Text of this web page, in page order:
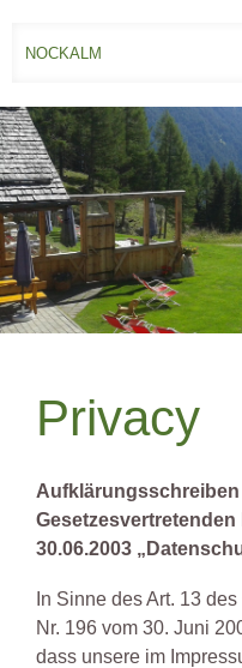
Privacy
Gesetzesvertretenden
30.06.2003
In Sinne des Art. 13
Nr. 196 vom 30. Juni
dass unsere im